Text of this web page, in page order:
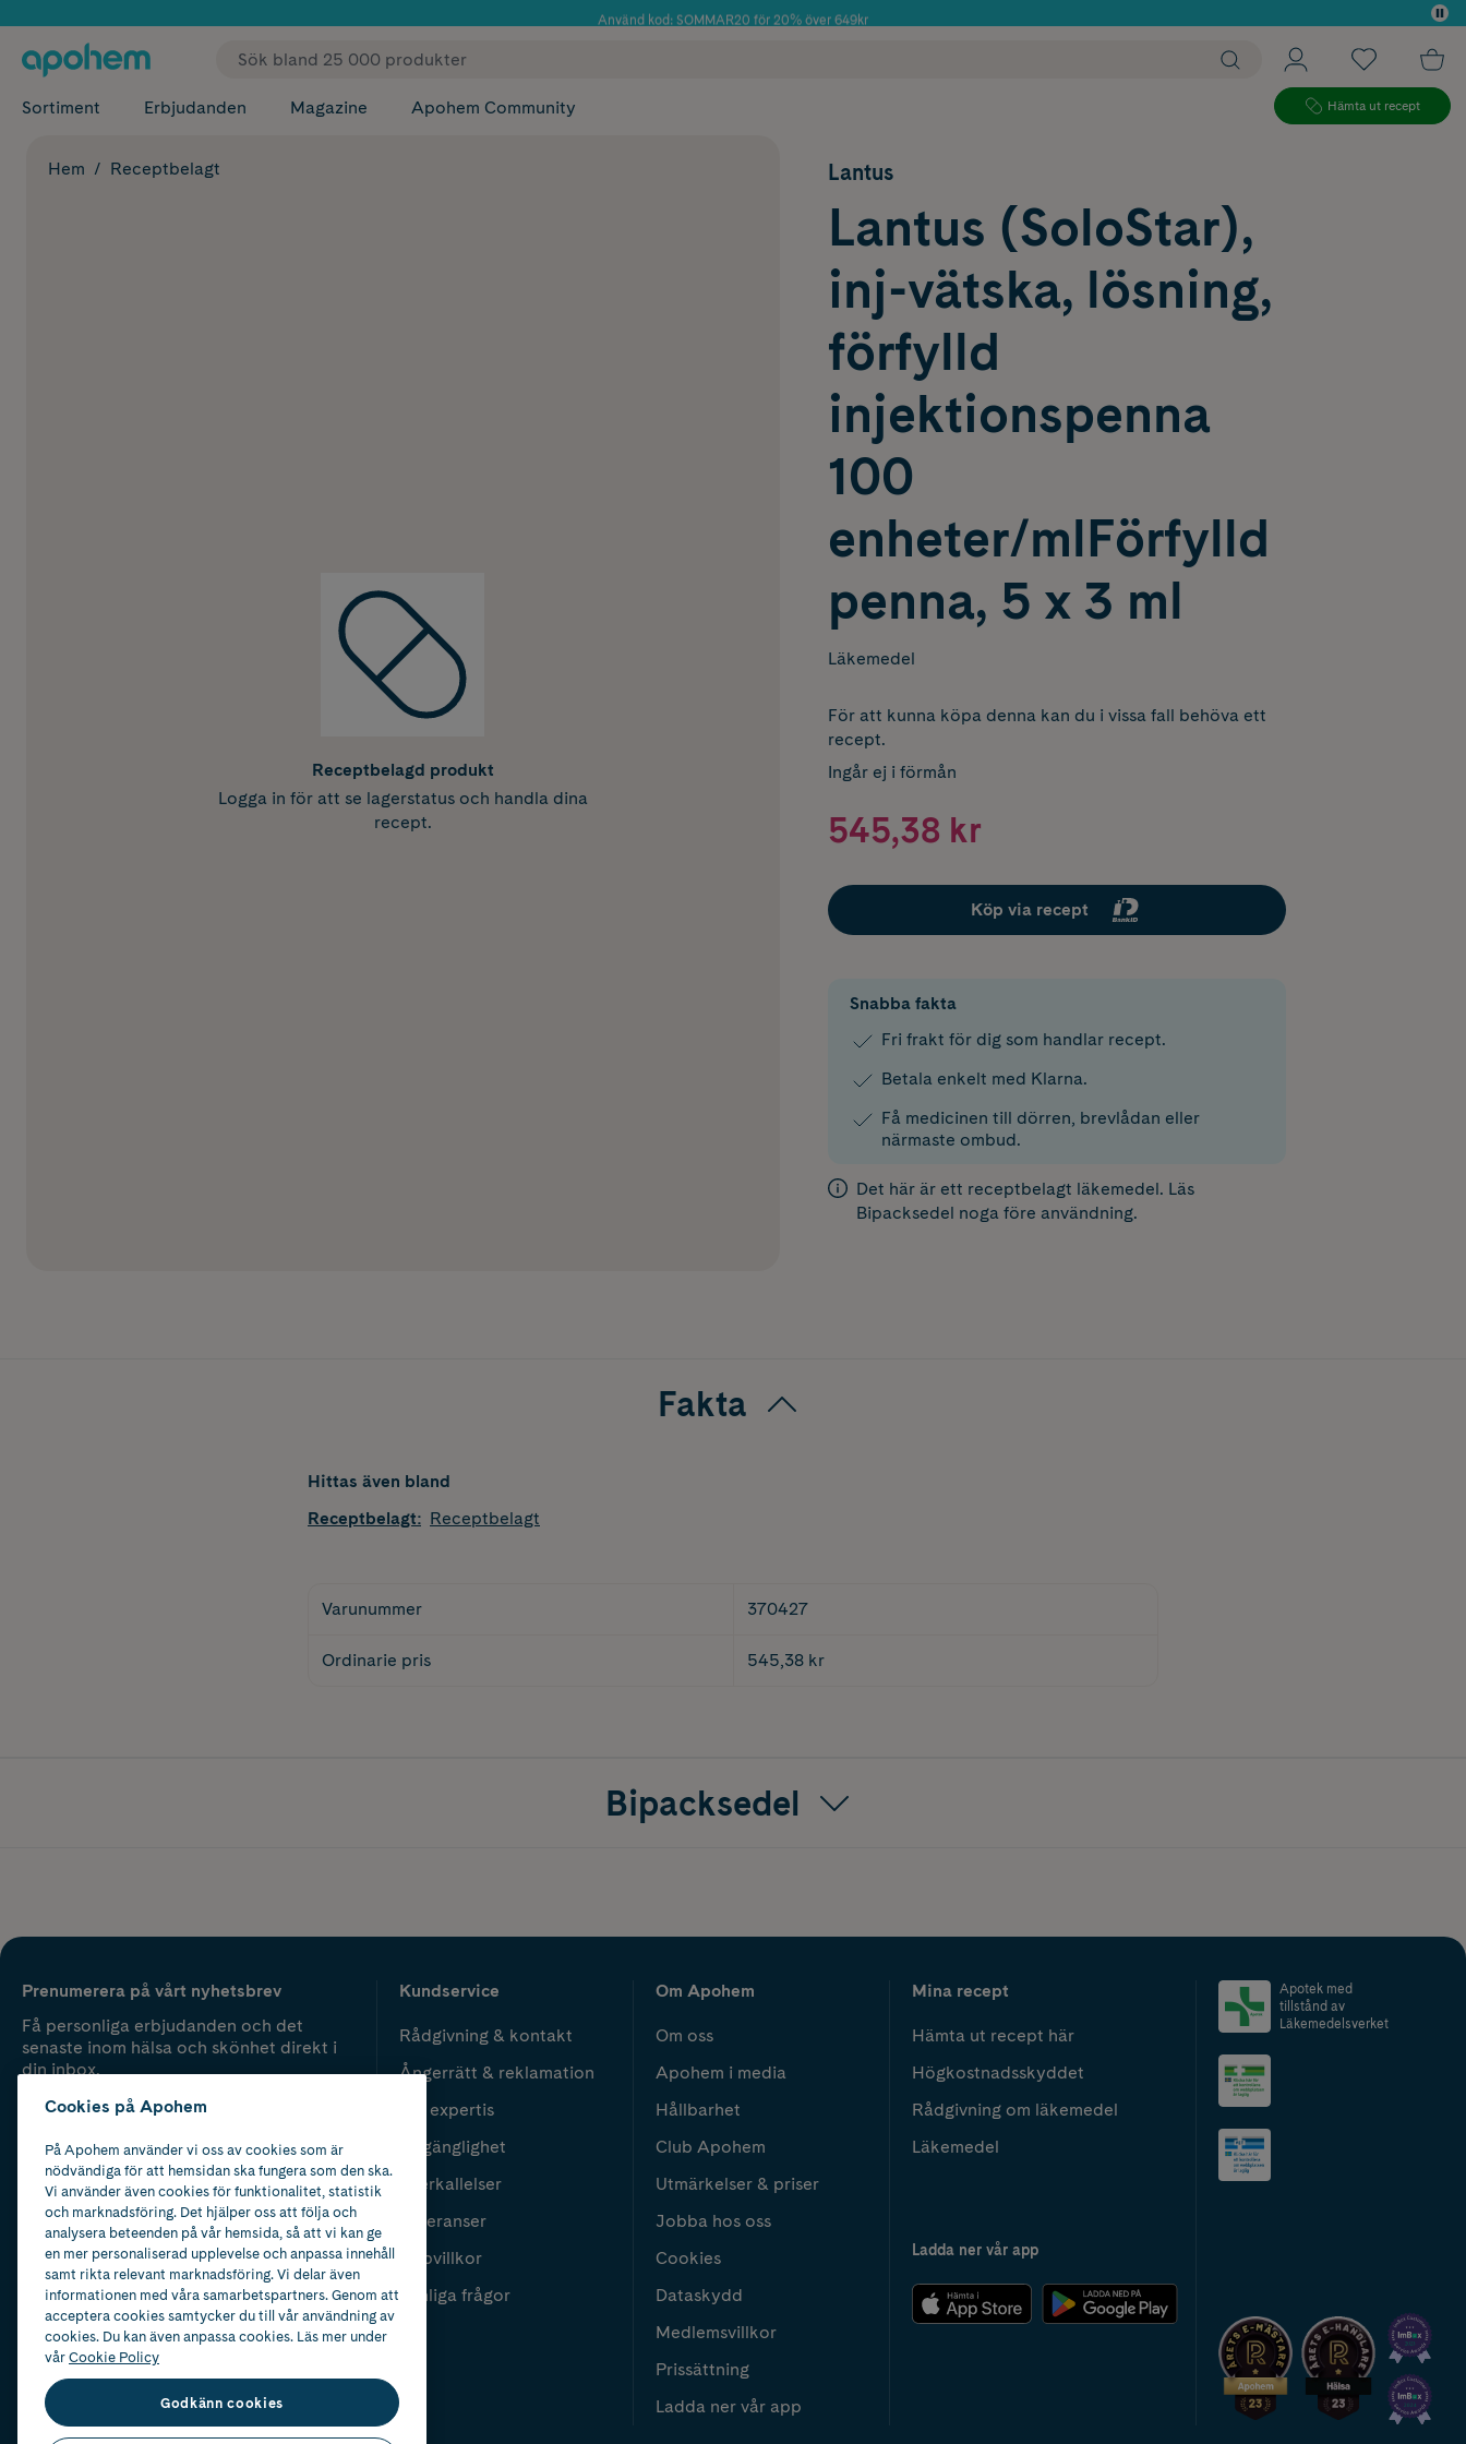
Använd kod: SOMMAR20 för 20% över 649kr
✓ Fri frakt
Sortiment Erbjudanden Magazine Apohem Community Hämta ut recept
Hem Receptbelagt
Receptbelagd produkt
Logga in för att se lagerstatus och handla dina
recept.
Lantus
Lantus (SoloStar),
inj-vätska, lösning,
förfylld
injektionspenna
100
enheter/mlFörfylld
penna, 5 x 3 ml
Läkemedel
För att kunna köpa denna kan du i vissa fall behöva ett
recept.
Ingår ej i förmån
545,38 kr
Köp via recept
Snabba fakta
Fri frakt för dig som handlar recept.
Betala enkelt med Klarna.
Få medicinen till dörren, brevlådan eller
närmaste ombud.
Det här är ett receptbelagt läkemedel. Läs
Bipacksedel noga före användning.
Fakta
Hittas även bland
Receptbelagt: Receptbelagt
Varunummer 370427
Ordinarie pris 545,38 kr
Bipacksedel
Prenumerera på vårt nyhetsbrev
Få personliga erbjudanden och det
senaste inom hälsa och skönhet direkt i
din inbox.
Kundservice
Rådgivning & kontakt
Ångerrätt & reklamation
Vår expertis
Tillgänglighet
Återkallelser
Leveranser
Köpvillkor
Vanliga frågor
Om Apohem
Om oss
Apohem i media
Hållbarhet
Club Apohem
Utmärkelser & priser
Jobba hos oss
Cookies
Dataskydd
Medlemsvillkor
Prissättning
Ladda ner vår app
Mina recept
Hämta ut recept här
Högkostnadsskyddet
Rådgivning om läkemedel
Läkemedel
Ladda ner vår app
Apotek med
tillstånd av
Läkemedelsverket
2024
Cookies på Apohem
På Apohem använder vi oss av cookies som är
nödvändiga för att hemsidan ska fungera som den ska.
Vi använder även cookies för funktionalitet, statistik
och marknadsföring. Det hjälper oss att följa och
analysera beteenden på vår hemsida, så att vi kan ge
en mer personaliserad upplevelse och anpassa innehåll
samt rikta relevant marknadsföring. Vi delar även
informationen med våra samarbetspartners. Genom att
acceptera cookies samtycker du till vår användning av
cookies. Du kan även anpassa cookies. Läs mer under
vårCookie Policy
Godkänn cookies